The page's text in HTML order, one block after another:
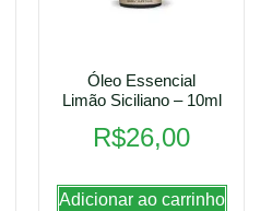
Óleo Essencial
Limão Siciliano – 10ml
R$26,00
Adicionar ao carrinho